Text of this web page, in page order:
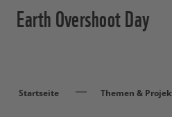
Earth Overshoot Day
Startseite Themen &